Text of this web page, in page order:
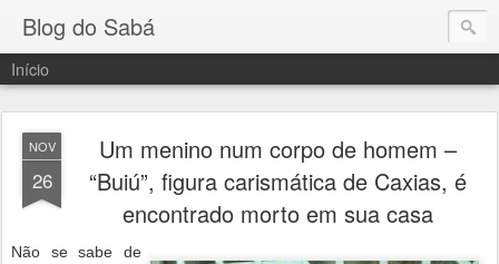
Blog do Sabá
Início
NOV
26
Um menino num corpo de homem –
“Buiú”, figura carismática de Caxias, é
encontrado morto em sua casa
Não se sabe de